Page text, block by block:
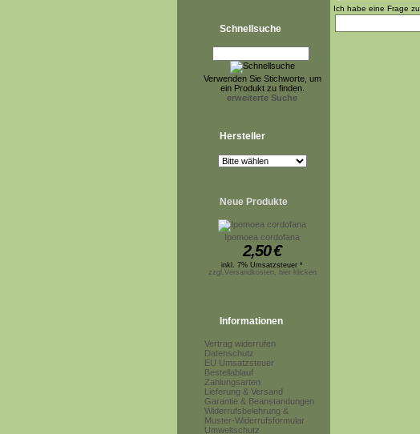
Schnellsuche
Verwenden Sie Stichworte, um
ein Produkt zu finden.
erweiterte Suche
Hersteller
Neue Produkte
Ipomoea cordofana
2,50€
inkl. 7% Umsatzsteuer *
zzgl.Versandkosten, hier klicken
Informationen
Vertrag widerrufen
Datenschutz
EU Umsatzsteuer
Bestellablauf
Zahlungsarten
Lieferung & Versand
Garantie & Beanstandungen
Widerrufsbelehrung &
Muster-Widerrufsformular
Umweltschutz
Ich habe eine Frage zu